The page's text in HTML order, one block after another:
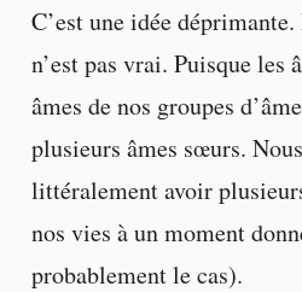
C’est une idée
n’est pas vrai. Puisque les
âmes de nos groupes
plusieurs âmes sœurs.
littéralement avoir
nos vies à un moment
probablement le cas).